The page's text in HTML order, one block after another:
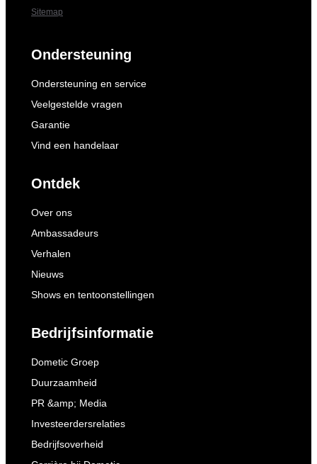
Sitemap
Ondersteuning
Ondersteuning en service
Veelgestelde vragen
Garantie
Vind een handelaar
Ontdek
Over ons
Ambassadeurs
Verhalen
Nieuws
Shows en tentoonstellingen
Bedrijfsinformatie
Dometic Groep
Duurzaamheid
PR &amp; Media
Investeerdersrelaties
Bedrijfsoverheid